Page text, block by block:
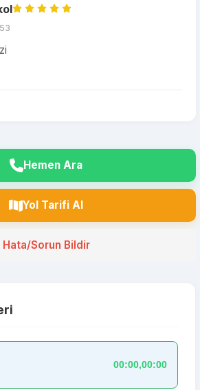
Hemen Ara
Yol Tarifi Al
Hata/Sorun Bildir
00:00,00:00